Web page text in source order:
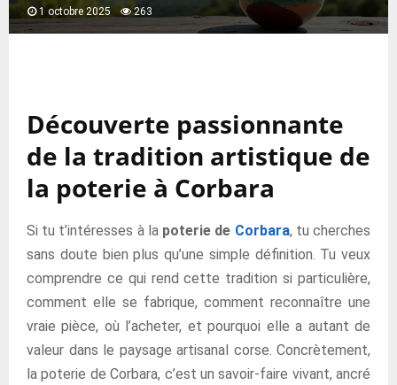
1 octobre 2025 263
Découverte passionnante
de la tradition artistique de
la poterie à Corbara
Si tu t’intéresses à la poterie de Corbara, tu cherches
sans doute bien plus qu’une simple définition. Tu veux
comprendre ce qui rend cette tradition si particulière,
comment elle se fabrique, comment reconnaître une
vraie pièce, où l’acheter, et pourquoi elle a autant de
valeur dans le paysage artisanal corse. Concrètement,
la poterie de Corbara, c’est un savoir-faire vivant, ancré